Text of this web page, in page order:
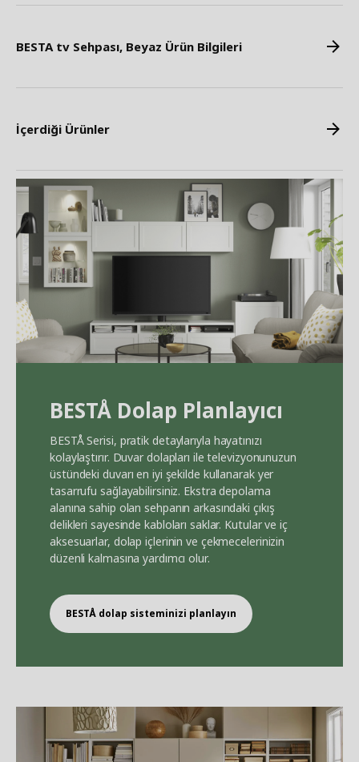
BESTA tv Sehpası, Beyaz Ürün Bilgileri
İçerdiği Ürünler
BESTÅ Dolap Planlayıcı
BESTÅSerisi, pratik detaylarıyla hayatınızı
kolaylaştırır. Duvar dolapları ile televizyonunuzun
üstündeki duvarı en iyi şekilde kullanarak yer
tasarrufu sağlayabilirsiniz. Ekstra depolama
alanına sahip olan sehpanın arkasındaki çıkış
delikleri sayesinde kabloları saklar. Kutular ve iç
aksesuarlar, dolap içlerinin ve çekmecelerinizin
düzenli kalmasına yardımcı olur.
BESTÅ dolap sisteminizi planlayın